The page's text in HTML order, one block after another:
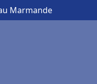
Marmande